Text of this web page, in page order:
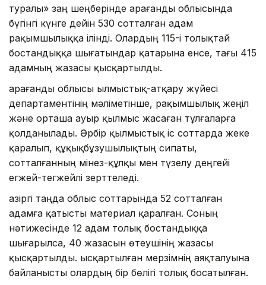
туралы» заң шеңберінде Қарағанды облысында
бүгінгі күнге дейін 530 сотталған адам
рақымшылыққа ілінді. Олардың 115-і толықтай
бостандыққа шығатындар қатарына енсе, тағы 415
адамның жазасы қысқартылды.
Қарағанды облысы Қылмыстық-атқару жүйесі
департаментінің мәліметінше, рақымшылық жеңіл
және орташа ауыр қылмыс жасаған тұлғаларға
қолданылады. Әрбір қылмыстық іс соттарда жеке
қаралып, құқықбұзушылықтың сипаты,
сотталғанның мінез-құлқы мен түзелу деңгейі
егжей-тегжейлі зерттеледі.
Қазіргі таңда облыс соттарында 52 сотталған
адамға қатысты материал қаралған. Соның
нәтижесінде 12 адам толық бостандыққа
шығарылса, 40 жазасын өтеушінің жазасы
қысқартылды. Қысқартылған мерзімнің аяқталуына
байланысты олардың бір бөлігі толық босатылған.